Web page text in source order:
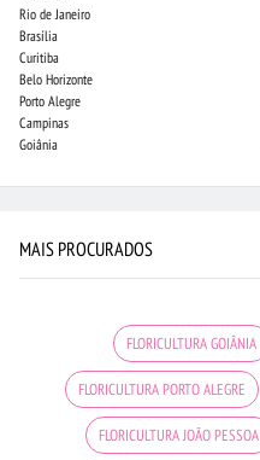
Rio de Janeiro
Brasília
Curitiba
Belo Horizonte
Porto Alegre
Campinas
Goiânia
MAIS PROCURADOS
FLORICULTURA GOIÂNIA
FLORICULTURA PORTO ALEGRE
FLORICULTURA JOÃO PESSOA